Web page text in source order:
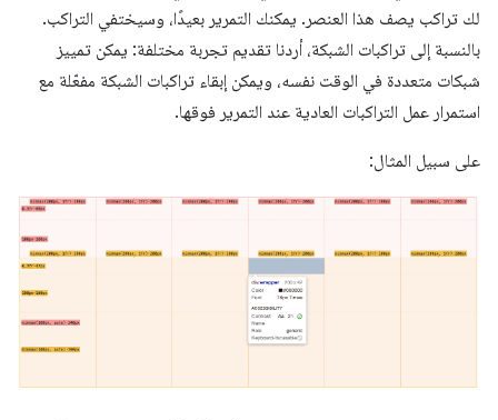
لك تراكب يصف هذا العنصر. يمكنك التمرير بعيدًا، وسيختفي التراكب.
بالنسبة إلى تراكبات الشبكة، أردنا تقديم تجربة مختلفة: يمكن تمييز
شبكات متعددة في الوقت نفسه، ويمكن إبقاء تراكبات الشبكة مفعّلة مع
استمرار عمل التراكبات العادية عند التمرير فوقها.
على سبيل المثال: